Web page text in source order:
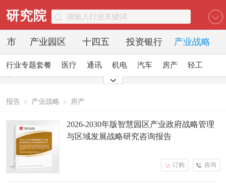
研究院
市 产业园区 十四五 投资银行 产业战略
行业专题套餐 医疗 通讯 机电 汽车 房产
轻工
酒店
报告 > 产业战略 > 房产
2026-2030年版智慧园区产业政府战略管理
与区域发展战略研究咨询报告
咨询
订购